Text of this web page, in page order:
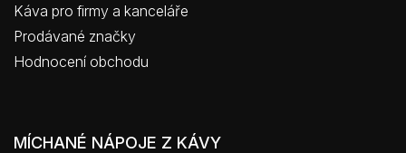
Káva pro firmy a kanceláře
Prodávané značky
Hodnocení obchodu
MÍCHANÉ NÁPOJE Z KÁVY